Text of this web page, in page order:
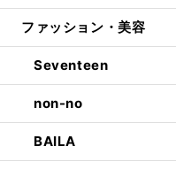
ファッション・美容
Seventeen
non-no
BAILA